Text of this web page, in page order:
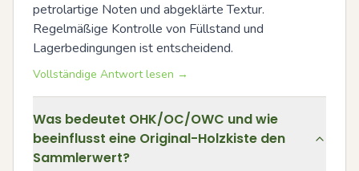
petrolartige Noten und abgeklärte Textur.
Regelmäßige Kontrolle von Füllstand und
Lagerbedingungen ist entscheidend.
Vollständige Antwort lesen →
Was bedeutet OHK/OC/OWC und wie
beeinflusst eine Original-Holzkiste den
Sammlerwert?